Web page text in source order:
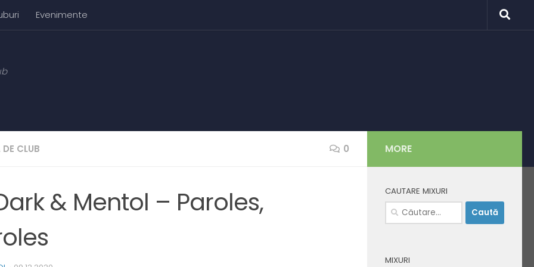
Evenimente
CLUB 0
& Mentol – Paroles,
MORE
CAUTARE MIXURI
Caută
după:
MIXURI